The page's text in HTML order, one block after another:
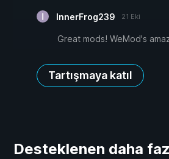
InnerFrog239 21 Eki
Great mods! WeMod's
Tartışmaya katıl
Desteklenen daha